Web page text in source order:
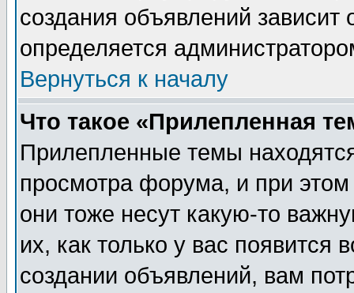
создания объявлений зависит
определяется
Вернуться к началу
Что такое «Прилепленная
Прилепленные темы
просмотра форума, и при
они тоже несут какую-то
их, как только у вас появится
создании объявлений, вам